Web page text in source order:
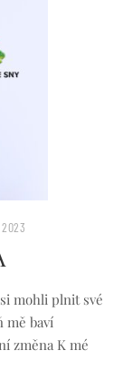
mohli plnit své
mě baví
změna K mé